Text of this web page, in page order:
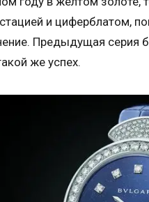
и циферблатом,
Предыдущая серия
же успех.